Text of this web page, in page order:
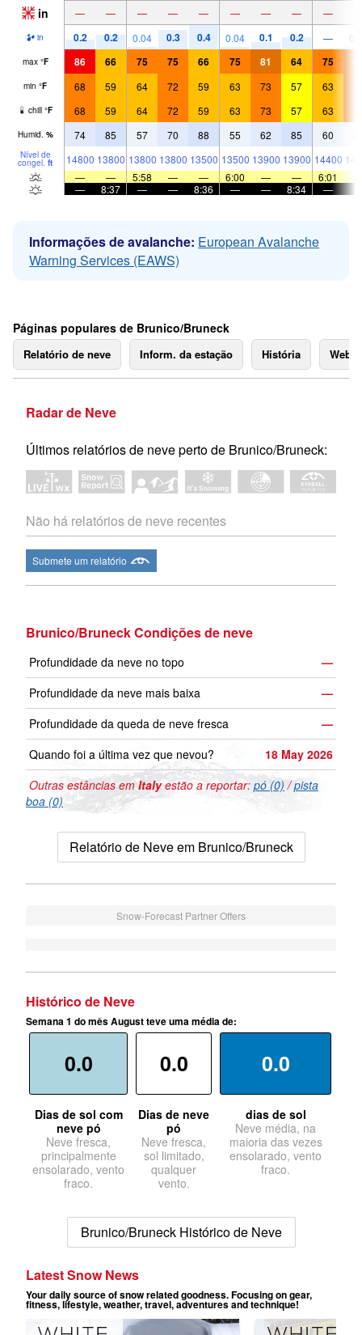
in — — — — — — — — —
in 0.2 0.2 0.04 0.3 0.4 0.04 0.1 0.2 —
max °F 86 66 75 75 66 75 81 64 75
min °F 68 59 64 72 59 63 73 57 63
chill °F 68 59 64 72 59 63 73 57 63
Humid. % 74 85 57 70 88 55 62 85 60
Nível de
congel. ft 14800 13800 13800 13800 13500 13500 13900 13900 14400
—
— 5:58 — — 6:00 — — 6:01
—
8:37 — — 8:36 — — 8:34 —
Informações de avalanche: European Avalanche
Warning Services (EAWS)
Páginas populares de Brunico/Bruneck
Relatório de neve Inform. da estação História
Radar de Neve
Últimos relatórios de neve perto de Brunico/Bruneck:
Não há relatórios de neve recentes
Submete um relatório
Brunico/Bruneck Condições de neve
Profundidade da neve no topo
—
Profundidade da neve mais baixa
—
Profundidade da queda de neve fresca
—
Quando foi a última vez que nevou?
18 May 2026
Outras estâncias emItalyestão a reportar: pó (0) /pista
boa (0)
Relatório de Neve em Brunico/Bruneck
Snow-Forecast Partner Offers
Histórico de Neve
Semana 1 do mês August teve uma média de:
0.0
Dias de sol com
neve pó
Neve fresca,
principalmente
ensolarado, vento
fraco.
0.0
Dias de neve
pó
Neve fresca,
sol limitado,
qualquer
vento.
0.0
dias de sol
Neve média, na
maioria das vezes
ensolarado, vento
fraco.
Brunico/Bruneck Histórico de Neve